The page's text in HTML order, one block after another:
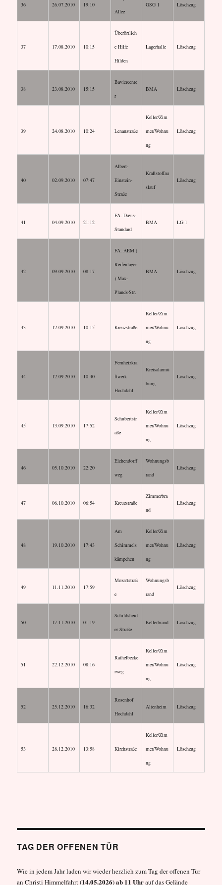
36 26.07.2010 19:10
Allee
GSG 1 Löschzug
37 17.08.2010 10:15
Überörtlich
e Hilfe
Hilden
Lagerhalle Löschzug
38 23.08.2010 15:15
Baviercente
r
BMA Löschzug
39 24.08.2010 10:24 Lenaustraße
Keller/Zim
mer/Wohnu
ng
Löschzug
40 02.09.2010 07:47
Albert-
Einstein-
Straße
Kraftstoffau
slauf
Löschzug
41 04.09.2010 21:12
FA. Davis-
Standard
BMA LG 1
42 09.09.2010 08:17
FA. AEM (
Reifenlager
) Max-
Planck-Str.
BMA Löschzug
43 12.09.2010 10:15 Kreuzstraße
Keller/Zim
mer/Wohnu
ng
Löschzug
44 12.09.2010 10:40
Fernheizkra
ftwerk
Hochdahl
Kreisalarmü
bung
Löschzug
45 13.09.2010 17:52
Schubertstr
aße
Keller/Zim
mer/Wohnu
ng
Löschzug
46 05.10.2010 22:20
Eichendorff
weg
Wohnungsb
rand
Löschzug
47 06.10.2010 06:54 Kreuzstraße
Zimmerbra
nd
Löschzug
48 19.10.2010 17:43
Am
Schimmels
kämpchen
Keller/Zim
mer/Wohnu
ng
Löschzug
49 11.11.2010 17:59
Mozartstraß
e
Wohnungsb
rand
Löschzug
50 17.11.2010 01:19
Schildsheid
er Straße
Kellerbrand Löschzug
51 22.12.2010 08:16
Rathelbecke
rweg
Keller/Zim
mer/Wohnu
ng
Löschzug
52 25.12.2010 16:32
Rosenhof
Hochdahl
Altenheim Löschzug
53 28.12.2010 13:58 Kirchstraße
Keller/Zim
mer/Wohnu
ng
Löschzug
TAG DER OFFENEN TÜR
Wie in jedem Jahr laden wir wieder herzlich zum Tag der offenen Tür
an Christi Himmelfahrt (14.05.2026)ab 11 Uhrauf das Gelände